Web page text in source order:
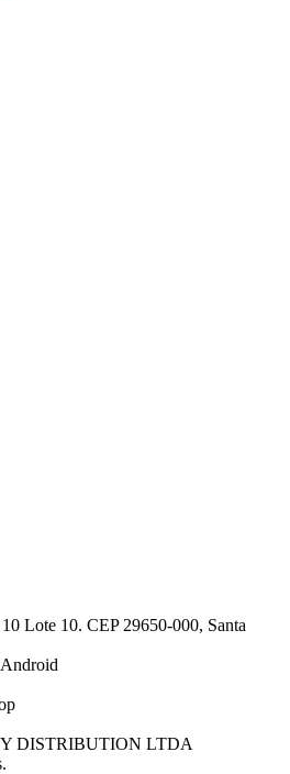
Lote 10. CEP 29650-000, Santa
DISTRIBUTION LTDA